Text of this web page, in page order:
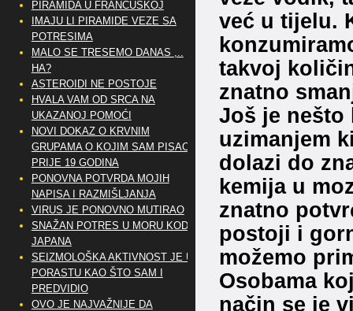
već u tijelu.
takvoj
znatno
Još je nešto
uzimanjem
dolazi do
kemija u
znatno
postoji i
možemo
Osobama
način se je
PIRAMIDA U FRANCUSKOJ
IMAJU LI PIRAMIDE VEZE SA
POTRESIMA
MALO SE TRESEMO DANAS ,..
HA?
ASTEROIDI NE POSTOJE
HVALA VAM OD SRCA NA
UKAZANOJ POMOĆI
NOVI DOKAZ O KRVNIM
GRUPAMA O KOJIM SAM PISAO
PRIJE 19 GODINA
PONOVNA POTVRDA MOJIH
NAPISA I RAZMIŠLJANJA
VIRUS JE PONOVNO MUTIRAO
SNAŽAN POTRES U MORU KOD
JAPANA
SEIZMOLOŠKA AKTIVNOST JE U
PORASTU KAO ŠTO SAM I
PREDVIDIO
OVO JE NAJVAŽNIJE DA